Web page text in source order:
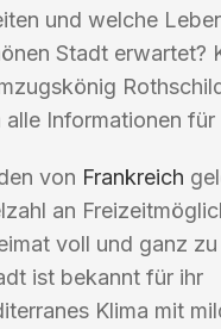
und welche
Stadt erwartet?
Informationen für
von Frankreich
an
voll und ganz zu
ist bekannt für ihr
Klima mit